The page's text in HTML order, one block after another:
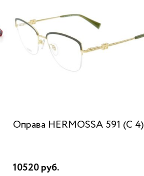
Оправа HERMOSSA 591 (C 4)
10520 руб.